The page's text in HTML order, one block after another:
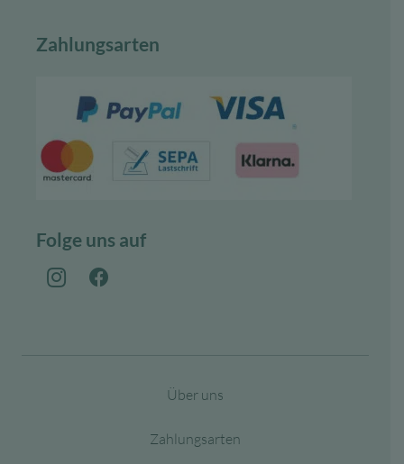
Zahlungsarten
Folge uns auf
Über uns
Zahlungsarten